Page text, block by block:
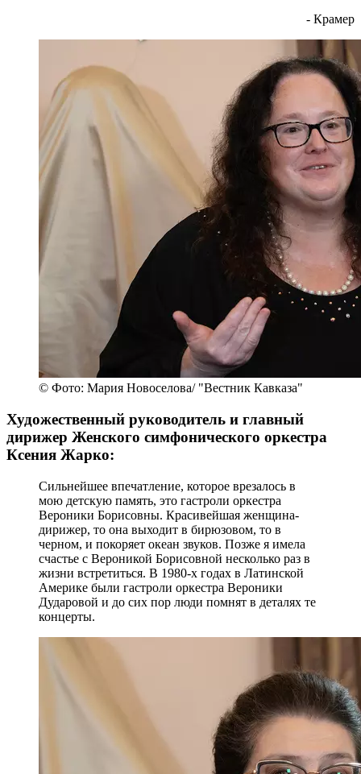
- Крамер
© Фото: Мария Новоселова/ "Вестник Кавказа"
Художественный руководитель и главный
дирижер Женского симфонического оркестра
Ксения Жарко:
Сильнейшее впечатление, которое врезалось в
мою детскую память, это гастроли оркестра
Вероники Борисовны. Красивейшая женщина-
дирижер, то она выходит в бирюзовом, то в
черном, и покоряет океан звуков. Позже я имела
счастье с Вероникой Борисовной несколько раз в
жизни встретиться. В 1980-х годах в Латинской
Америке были гастроли оркестра Вероники
Дударовой и до сих пор люди помнят в деталях те
концерты.